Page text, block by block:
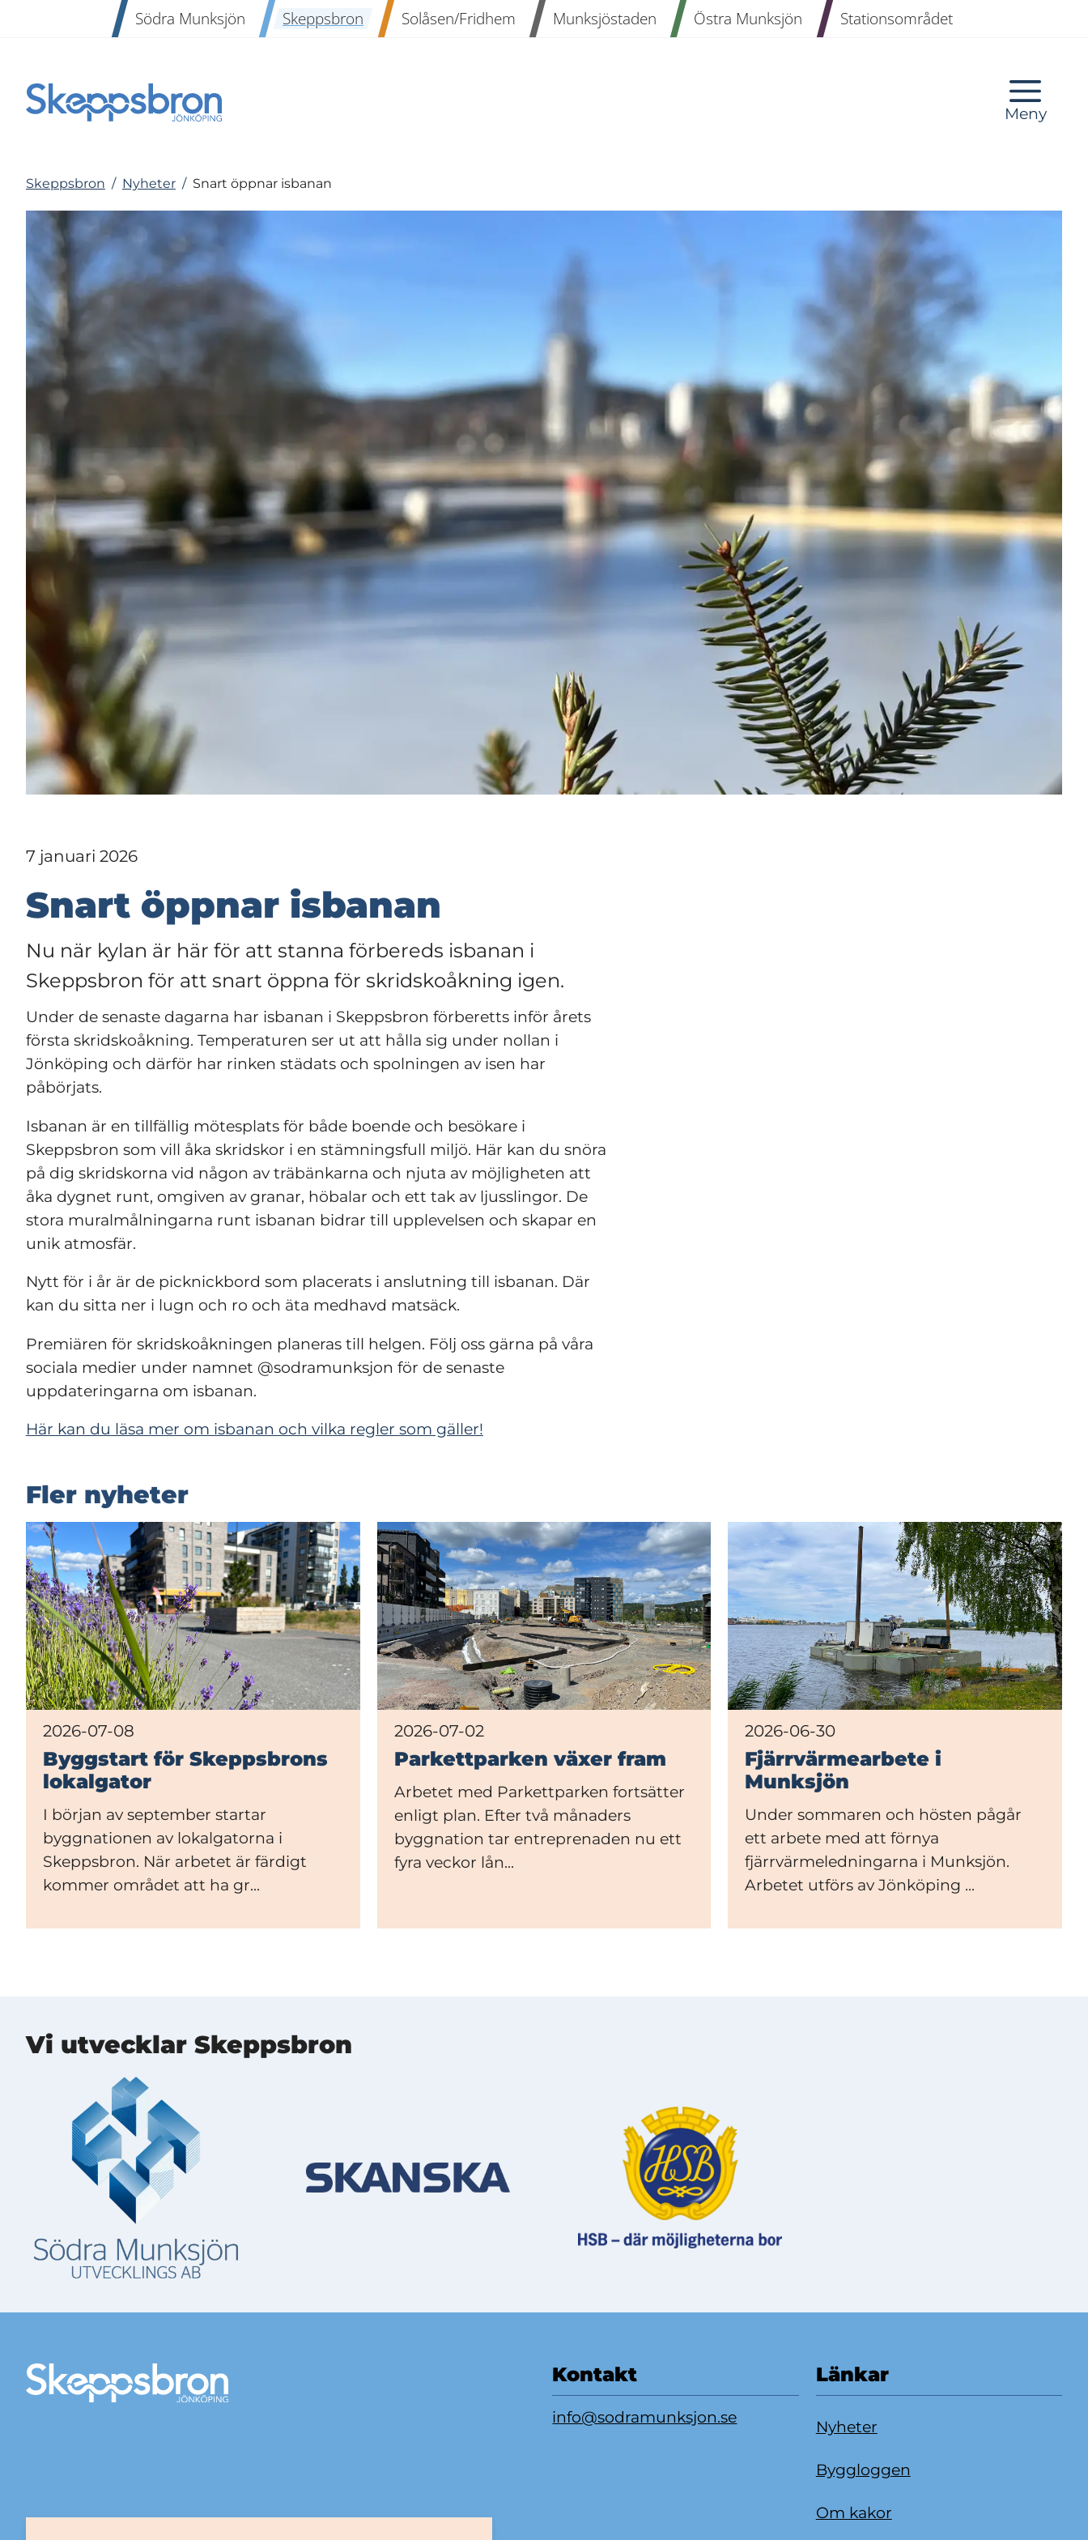
Södra Munksjön Skeppsbron Solåsen/Fridhem Munksjöstaden Östra Munksjön Stationsområdet
Meny
Skeppsbron / Nyheter / Snart öppnar isbanan
7 januari 2026
Snart öppnar isbanan
Nu när kylan är här för att stanna förbereds isbanan i
Skeppsbron för att snart öppna för skridskoåkning igen.
Under de senaste dagarna har isbanan i Skeppsbron förberetts inför årets
första skridskoåkning. Temperaturen ser ut att hålla sig under nollan i
Jönköping och därför har rinken städats och spolningen av isen har
påbörjats.
Isbanan är en tillfällig mötesplats för både boende och besökare i
Skeppsbron som vill åka skridskor i en stämningsfull miljö. Här kan du snöra
på dig skridskorna vid någon av träbänkarna och njuta av möjligheten att
åka dygnet runt, omgiven av granar, höbalar och ett tak av ljusslingor. De
stora muralmålningarna runt isbanan bidrar till upplevelsen och skapar en
unik atmosfär.
Nytt för i år är de picknickbord som placerats i anslutning till isbanan. Där
kan du sitta ner i lugn och ro och äta medhavd matsäck.
Premiären för skridskoåkningen planeras till helgen. Följ oss gärna på våra
sociala medier under namnet @sodramunksjon för de senaste
uppdateringarna om isbanan.
Här kan du läsa mer om isbanan och vilka regler som gäller!
Fler nyheter
2026-07-08
Byggstart för Skeppsbrons
lokalgator
I början av september startar
byggnationen av lokalgatorna i
Skeppsbron. När arbetet är färdigt
kommer området att ha gr...
2026-07-02
Parkettparken växer fram
Arbetet med Parkettparken fortsätter
enligt plan. Efter två månaders
byggnation tar entreprenaden nu ett
fyra veckor lån...
2026-06-30
Fjärrvärmearbete i
Munksjön
Under sommaren och hösten pågår
ett arbete med att förnya
fjärrvärmeledningarna i Munksjön.
Arbetet utförs av Jönköping ...
Vi utvecklar Skeppsbron
Kontakt
info@sodramunksjon.se
Länkar
Nyheter
Byggloggen
Om kakor